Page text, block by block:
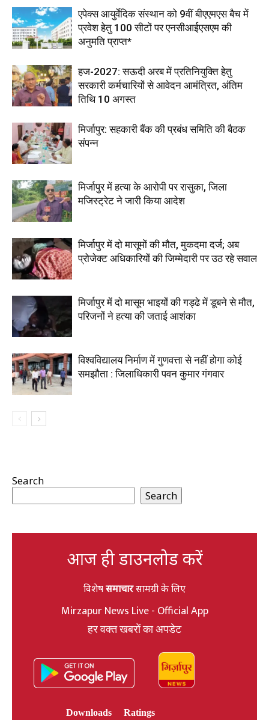
एपेक्स आयुर्वेदिक संस्थान को 9वीं बीएएमएस बैच में
प्रवेश हेतु 100 सीटों पर एनसीआईएसएम की
अनुमति प्राप्त*
हज-2027: सऊदी अरब में प्रतिनियुक्ति हेतु
सरकारी कर्मचारियों से आवेदन आमंत्रित, अंतिम
तिथि 10 अगस्त
मिर्जापुर: सहकारी बैंक की प्रबंध समिति की बैठक
संपन्न
मिर्जापुर में हत्या के आरोपी पर रासुका, जिला
मजिस्ट्रेट ने जारी किया आदेश
मिर्जापुर में दो मासूमों की मौत, मुकदमा दर्ज; अब
प्रोजेक्ट अधिकारियों की जिम्मेदारी पर उठ रहे सवाल
मिर्जापुर में दो मासूम भाइयों की गड्ढे में डूबने से मौत,
परिजनों ने हत्या की जताई आशंका
विश्वविद्यालय निर्माण में गुणवत्ता से नहीं होगा कोई
समझौता : जिलाधिकारी पवन कुमार गंगवार
Search
Search
आज ही डाउनलोड करें
विशेषसमाचारसामग्री के लिए
Mirzapur News Live - Official App
हर वक्त खबरों का अपडेट
Downloads
Ratings